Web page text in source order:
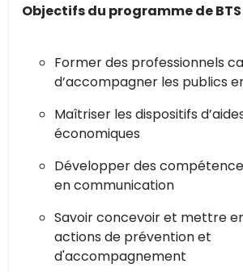
Objectifs du programme de BTS
Former des professionnels
d’accompagner les publics
Maîtriser les dispositifs
économiques
Développer des
en communication
Savoir concevoir et mettre
actions de prévention et
d'accompagnement